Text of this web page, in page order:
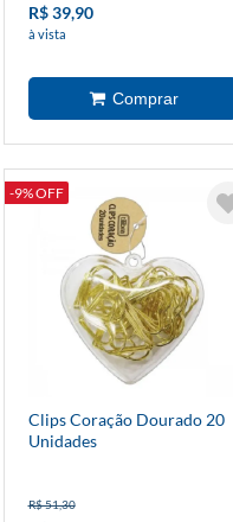
R$ 39,90
à vista
-9% OFF
Clips Coração Dourado 20
Unidades
R$ 51,30